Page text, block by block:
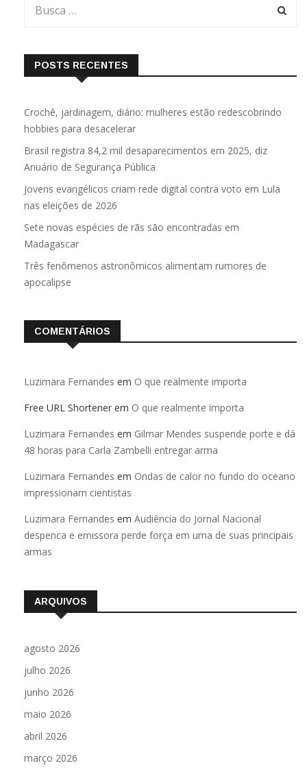
POSTS RECENTES
Crochê, jardinagem, diário: mulheres estão redescobrindo
hobbies para desacelerar
Brasil registra 84,2 mil desaparecimentos em 2025, diz
Anuário de Segurança Pública
Jovens evangélicos criam rede digital contra voto em Lula
nas eleições de 2026
Sete novas espécies de rãs são encontradas em
Madagascar
Três fenômenos astronômicos alimentam rumores de
apocalipse
COMENTÁRIOS
Luzimara Fernandes em O que realmente importa
Free URL Shortener em O que realmente importa
Luzimara Fernandes em Gilmar Mendes suspende porte e dá
48 horas para Carla Zambelli entregar arma
Luzimara Fernandes em Ondas de calor no fundo do oceano
impressionam cientistas
Luzimara Fernandes em Audiência do Jornal Nacional
despenca e emissora perde força em uma de suas principais
armas
ARQUIVOS
agosto 2026
julho 2026
junho 2026
maio 2026
abril 2026
março 2026